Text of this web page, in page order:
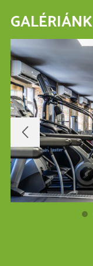
GALÉRIÁNK